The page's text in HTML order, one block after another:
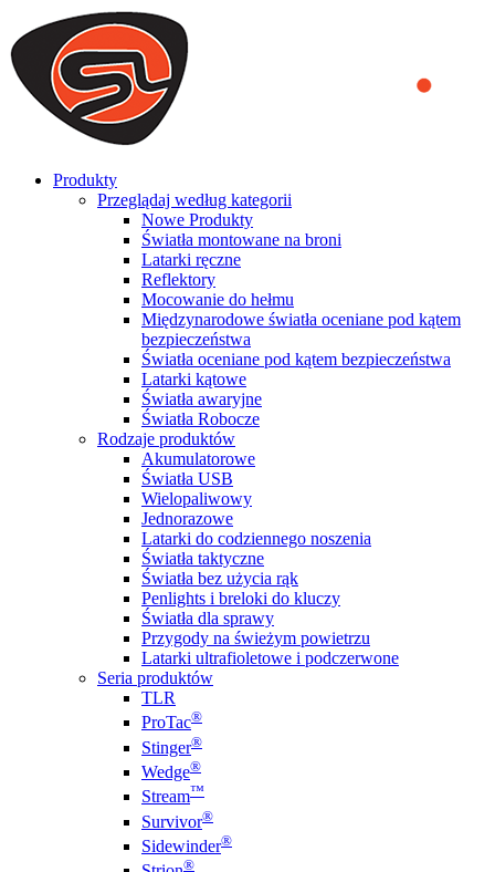
We use cookies to ensure that we provide you the best experience
on our website. By continuing to browse this website, you accept
that cookies are used to help us analyze how the website is used and
to offer you a better experience. To learn more or to find out how
you can disable cookies, you can access our
Produkty
Przeglądaj według kategorii
Nowe Produkty
Światła montowane na broni
Latarki ręczne
Reflektory
Mocowanie do hełmu
Międzynarodowe światła oceniane pod kątem
bezpieczeństwa
Światła oceniane pod kątem bezpieczeństwa
Latarki kątowe
Światła awaryjne
Światła Robocze
Rodzaje produktów
Akumulatorowe
Światła USB
Wielopaliwowy
Jednorazowe
Latarki do codziennego noszenia
Światła taktyczne
Światła bez użycia rąk
Penlights i breloki do kluczy
Światła dla sprawy
Przygody na świeżym powietrzu
Latarki ultrafioletowe i podczerwone
Seria produktów
TLR
ProTac®
Stinger®
Wedge®
Stream™
Survivor®
Sidewinder®
®